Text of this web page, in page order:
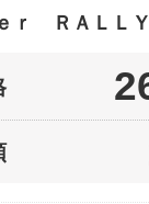
ｒ ＲＡＬＬ